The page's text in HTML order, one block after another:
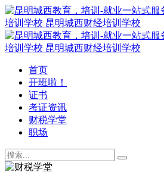
首页
开班啦！
证书
考证资讯
财税学堂
职场